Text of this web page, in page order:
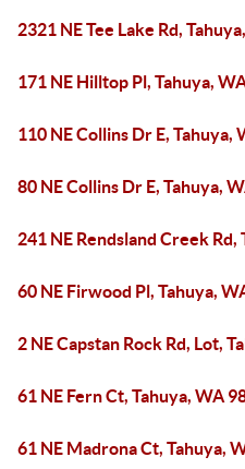
2321 NE Tee Lake Rd,
171 NE Hilltop Pl, Tahuya,
110 NE Collins Dr E, Tahuya,
80 NE Collins Dr E, Tahuya,
241 NE Rendsland Creek Rd,
60 NE Firwood Pl, Tahuya,
2 NE Capstan Rock Rd, Lot,
61 NE Fern Ct, Tahuya, WA
61 NE Madrona Ct, Tahuya,